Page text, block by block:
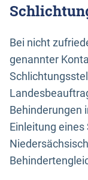
Bei nicht
genannter
Behinderungen
Einleitung